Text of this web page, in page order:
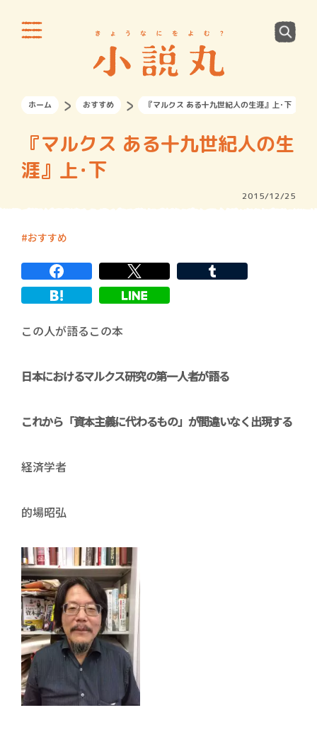
ホーム おすすめ 『マルクス ある十九世紀人の生涯』上･下
『マルクス ある十九世紀人の生
涯』上･下
2015/12/25
おすすめ
この人が語るこの本
日本におけるマルクス研究の第一人者が語る
これから「資本主義に代わるもの」が間違いなく出現する
経済学者
的場昭弘